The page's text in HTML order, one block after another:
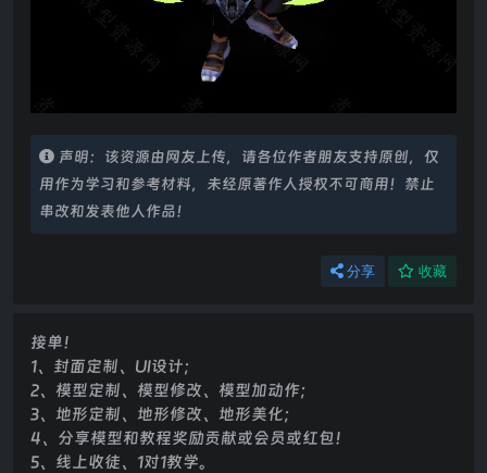
声明：该资源由网友上传，请各位作者朋友支持原创，仅
用作为学习和参考材料，未经原著作人授权不可商用！禁止
串改和发表他人作品！
分享 收藏
接单！
1、封面定制、UI设计；
2、模型定制、模型修改、模型加动作；
3、地形定制、地形修改、地形美化；
4、分享模型和教程奖励贡献或会员或红包！
5、线上收徒、1对1教学。